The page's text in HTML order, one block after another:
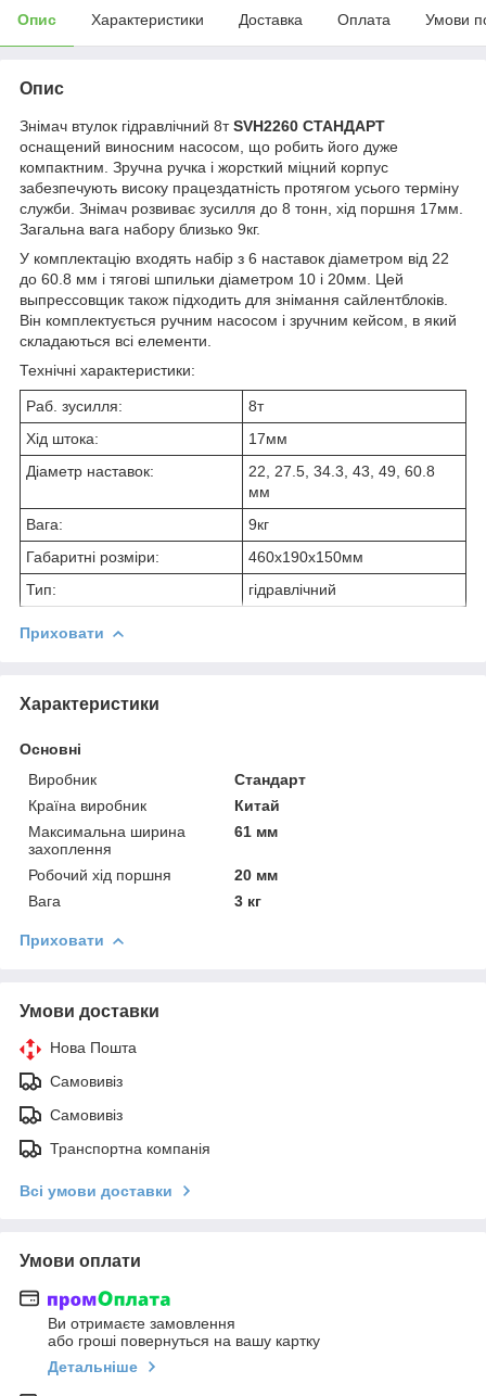
Опис Характеристики Доставка Оплата Умови
Опис
Знімач втулок гідравлічний 8тSVH2260 СТАНДАРТ
оснащений виносним насосом, що робить його дуже
компактним. Зручна ручка і жорсткий міцний корпус
забезпечують високу працездатність протягом усього терміну
служби. Знімач розвиває зусилля до 8 тонн, хід поршня 17мм.
Загальна вага набору близько 9кг.
У комплектацію входять набір з 6 наставок діаметром від 22
до 60.8 мм і тягові шпильки діаметром 10 і 20мм. Цей
выпрессовщик також підходить для знімання сайлентблоків.
Він комплектується ручним насосом і зручним кейсом, в який
складаються всі елементи.
Технічні характеристики:
Раб. зусилля:
8т
Хід штока:
17мм
Діаметр наставок:
22, 27.5, 34.3, 43, 49, 60.8
мм
Вага:
9кг
Габаритні розміри:
460х190х150мм
Тип:
гідравлічний
Приховати
Характеристики
Основні
Виробник
Стандарт
Країна виробник
Китай
Максимальна ширина
захоплення
61 мм
Робочий хід поршня
20 мм
Вага
3 кг
Приховати
Умови доставки
Нова Пошта
Самовивіз
Самовивіз
Транспортна компанія
Всі умови доставки
Умови оплати
Ви отримаєте замовлення
або гроші повернуться на вашу картку
Детальніше